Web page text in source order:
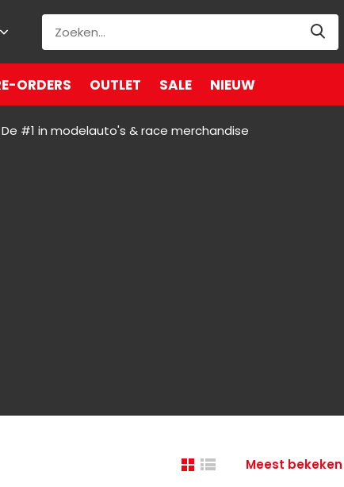
ORDERS OUTLET SALE NIEUW
De #1 in modelauto's & race merchandise
Meest bekeken